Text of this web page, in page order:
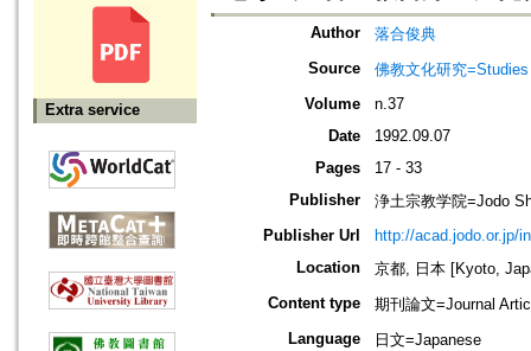
Extra service
Author
落合俊典
Source
佛教文化研究
Volume
n.37
Date
1992.09.07
Pages
17 - 33
Publisher
浄土宗教学院=Jodo
Publisher Url
http://acad.jodo.or.jp/
Location
京都, 日本 [Kyoto,
Content type
期刊論文=Journal
Language
日文=Japanese